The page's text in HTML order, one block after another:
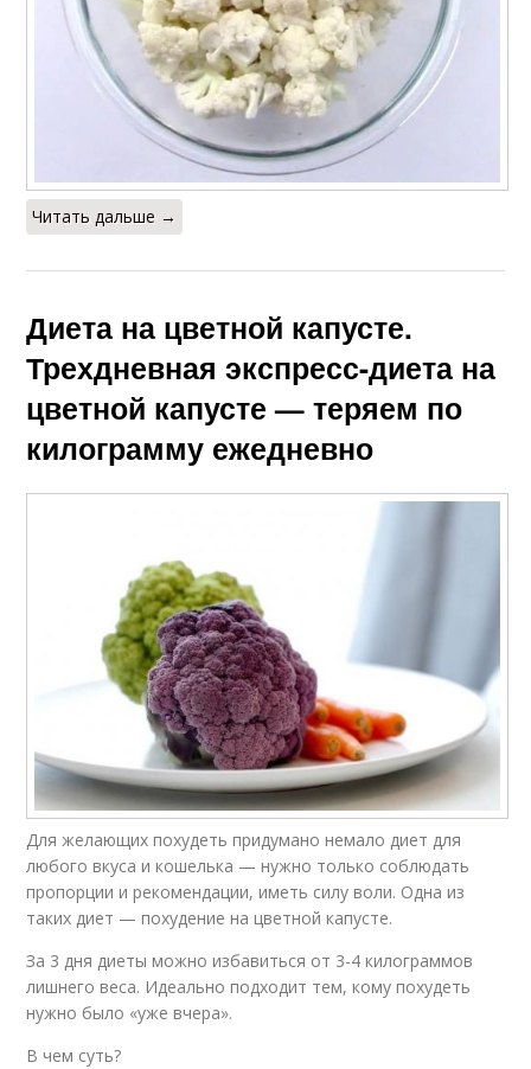
Читать дальше →
Диета на цветной капусте.
Трехдневная экспресс-диета на
цветной капусте — теряем по
килограмму ежедневно
Для желающих похудеть придумано немало диет для
любого вкуса и кошелька — нужно только соблюдать
пропорции и рекомендации, иметь силу воли. Одна из
таких диет — похудение на цветной капусте.
За 3 дня диеты можно избавиться от 3-4 килограммов
лишнего веса. Идеально подходит тем, кому похудеть
нужно было «уже вчера».
В чем суть?